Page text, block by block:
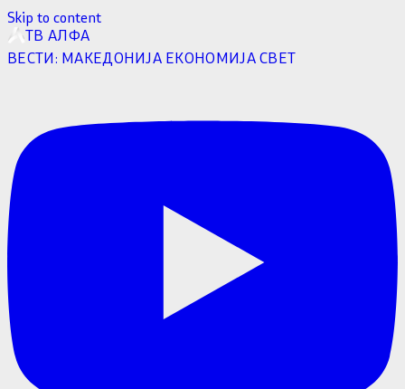
Skip to content
ТВ АЛФА
ВЕСТИ: МАКЕДОНИЈА ЕКОНОМИЈАСВЕТ